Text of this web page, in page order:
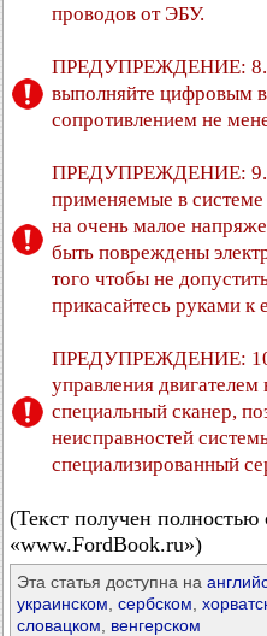
проводов от ЭБУ.
ПРЕДУПРЕЖДЕНИЕ: 8.
выполняйте цифровым
сопротивлением не
ПРЕДУПРЕЖДЕНИЕ: 9.
применяемые в
на очень малое
быть повреждены
того чтобы не
прикасайтесь руками к
ПРЕДУПРЕЖДЕНИЕ: 10.
управления двигателем
специальный сканер,
неисправностей
специализированный
(Текст получен полностью
«www.FordBook.ru»)
Эта статья доступна на
украинском сербском
словацком
венгерском